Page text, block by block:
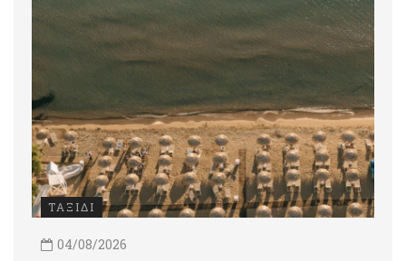
ΤΑΞΙΔΙ
04/08/2026